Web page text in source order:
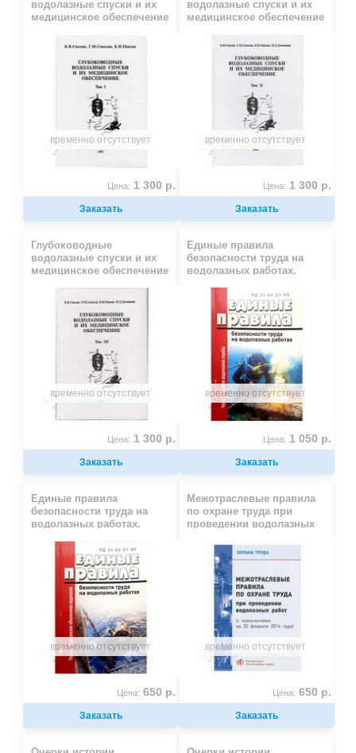
водолазные спуски и их
медицинское обеспечение
временно отсутствует
Цена: 1 300 р.
Заказать
водолазные спуски и их
медицинское обеспечение
временно отсутствует
Цена: 1 300 р.
Заказать
Глубоководные
водолазные спуски и их
медицинское обеспечение
временно отсутствует
Цена: 1 300 р.
Заказать
Единые правила
безопасности труда на
водолазных работах.
водолазной службы
временно отсутствует
Цена: 1 050 р.
Заказать
Единые правила
безопасности труда на
водолазных работах.
обепечение водолазов
временно отсутствует
Цена: 650 р.
Заказать
Межотраслевые правила
по охране труда при
проведении водолазных
временно отсутствует
Цена: 650 р.
Заказать